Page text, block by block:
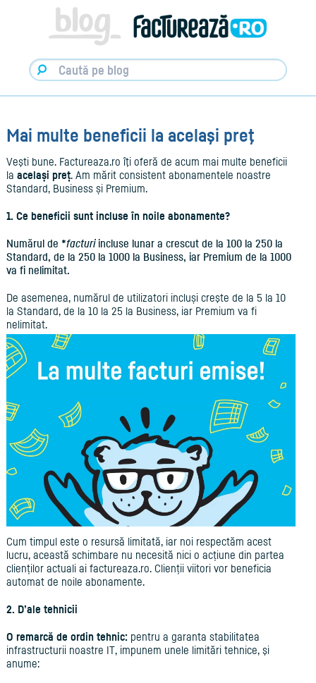
Factureaza.ro
Mai multe beneficii la acelaşi preţ
Veşti bune. Factureaza.ro îţi oferă de acum mai multe beneficii
la același preț. Am mărit consistent abonamentele noastre
Standard, Business și Premium.
1. Ce beneficii sunt incluse în noile abonamente?
Numărul de *facturiincluse lunar a crescut de la 100 la 250 la
Standard, de la 250 la 1000 la Business, iar Premium de la 1000
va fi nelimitat.
De asemenea, numărul de utilizatori incluși creşte de la 5 la 10
la Standard, de la 10 la 25 la Business, iar Premium va fi
nelimitat.
Cum timpul este o resursă limitată, iar noi respectăm acest
lucru, această schimbare nu necesită nici o acțiune din partea
clienților actuali ai factureaza.ro. Clienții viitori vor beneficia
automat de noile abonamente.
2. D’ale tehnicii
O remarcă de ordin tehnic:pentru a garanta stabilitatea
infrastructurii noastre IT, impunem unele limitări tehnice, şi
anume: